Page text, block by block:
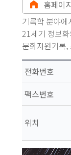
홈페이
기록학 분야
21세기 정보
문화자원기록
전문인력을 배
전화번호
팩스번호
위치